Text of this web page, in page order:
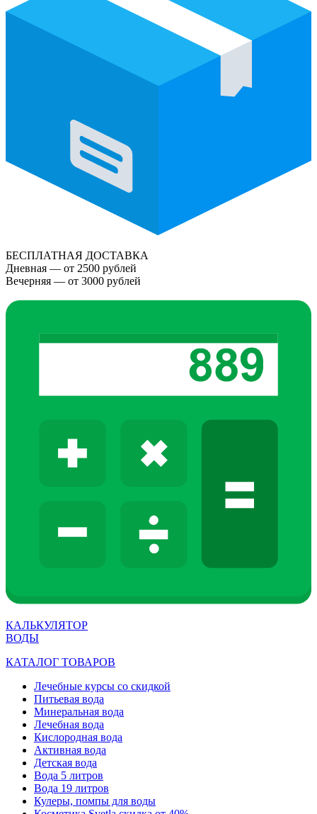
БЕСПЛАТНАЯ ДОСТАВКА
Дневная — от 2500 рублей
Вечерняя — от 3000 рублей
КАЛЬКУЛЯТОР
ВОДЫ
КАТАЛОГ ТОВАРОВ
Лечебные курсы со скидкой
Питьевая вода
Минеральная вода
Лечебная вода
Кислородная вода
Активная вода
Детская вода
Вода 5 литров
Вода 19 литров
Кулеры, помпы для воды